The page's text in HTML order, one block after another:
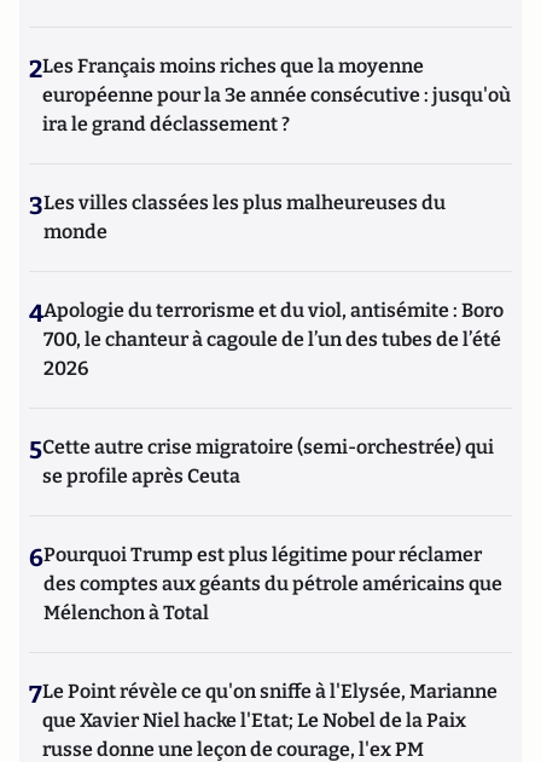
2Les Français moins riches que la moyenne
européenne pour la 3e année consécutive : jusqu'où
ira le grand déclassement ?
3Les villes classées les plus malheureuses du
monde
4Apologie du terrorisme et du viol, antisémite : Boro
700, le chanteur à cagoule de l’un des tubes de l’été
2026
5Cette autre crise migratoire (semi-orchestrée) qui
se profile après Ceuta
6Pourquoi Trump est plus légitime pour réclamer
des comptes aux géants du pétrole américains que
Mélenchon à Total
7Le Point révèle ce qu'on sniffe à l'Elysée, Marianne
que Xavier Niel hacke l'Etat; Le Nobel de la Paix
russe donne une leçon de courage, l'ex PM